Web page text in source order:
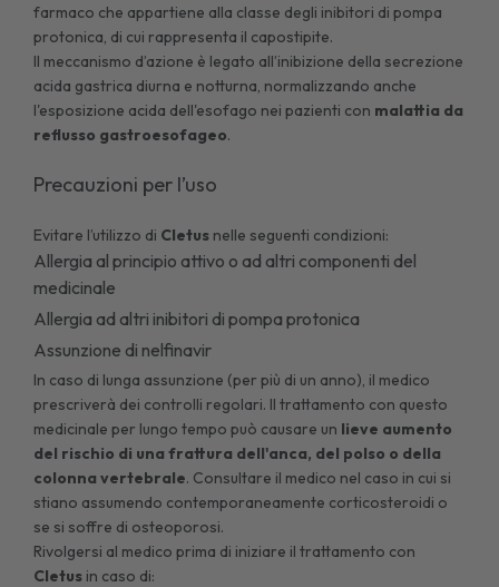
farmaco che appartiene alla classe degli inibitori di pompa
protonica, di cui rappresenta il capostipite.
Il meccanismo d’azione è legato all’inibizione della secrezione
acida gastrica diurna e notturna, normalizzando anche
l'esposizione acida dell'esofago nei pazienti con malattia da
reflusso gastroesofageo.
Precauzioni per l’uso
Evitare l’utilizzo di Cletus nelle seguenti condizioni:
Allergia al principio attivo o ad altri componenti del
medicinale
Allergia ad altri inibitori di pompa protonica
Assunzione di nelfinavir
In caso di lunga assunzione (per più di un anno), il medico
prescriverà dei controlli regolari. Il trattamento con questo
medicinale per lungo tempo può causare un lieve aumento
del rischio di una frattura dell'anca, del polso o della
colonna vertebrale. Consultare il medico nel caso in cui si
stiano assumendo contemporaneamente corticosteroidi o
se si soffre di osteoporosi.
Rivolgersi al medico prima di iniziare il trattamento con
Cletus in caso di: